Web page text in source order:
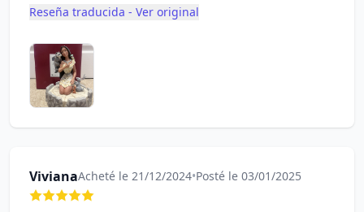
Reseña traducida - Ver original
VivianaAcheté le 21/12/2024•Posté le 03/01/2025